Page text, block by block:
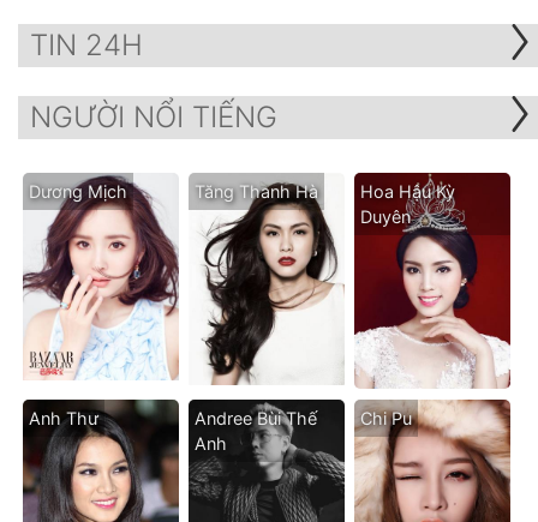
TIN 24H
NGƯỜI NỔI TIẾNG
Dương Mịch Tăng Thanh Hà
Hoa Hậu Kỳ
Duyên
Anh Thư
Andree Bùi Thế
Anh
Chi Pu